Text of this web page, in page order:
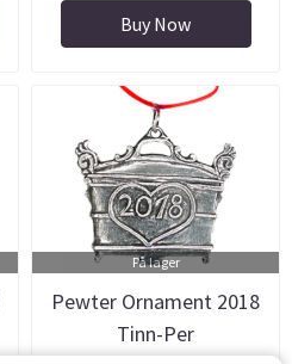
Buy Now
På lager
Pewter Ornament 2018
Tinn-Per